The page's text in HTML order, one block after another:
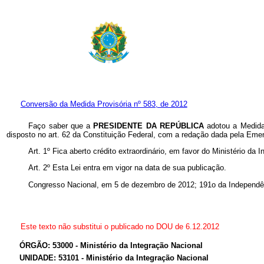
Conversão da Medida Provisória nº 583, de 2012
Faço saber que aPRESIDENTE DA REPÚBLICAadotou a
disposto no art. 62 da Constituição Federal, com a redação dada pela
Art. 1º Fica aberto crédito extraordinário, em favor do Ministério da
Art. 2º Esta Lei entra em vigor na data de sua publicação.
Congresso Nacional, em 5 de dezembro de 2012; 191o da
Este texto não substitui o publicado no DOU de 6.12.2012
ÓRGÃO: 53000 - Ministério da Integração Nacional
UNIDADE: 53101 - Ministério da Integração Nacional